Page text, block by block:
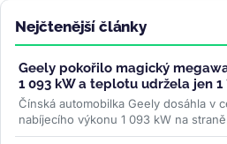
Nejčtenější články
Geely pokořilo magický
1 093 kW a teplotu udržela jen 1
Čínská automobilka Geely dosáhla v
nabíjecího výkonu 1 093 kW na
Aegis Gold Brick...>>